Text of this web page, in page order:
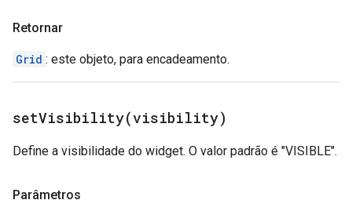
Retornar
Grid : este objeto, para encadeamento.
setVisibility(visibility)
Define a visibilidade do widget. O valor padrão é "VISIBLE".
Parâmetros